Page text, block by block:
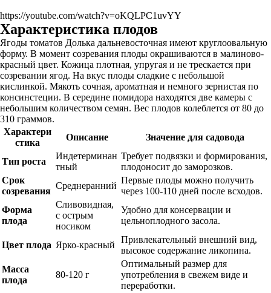
https://youtube.com/watch?v=oKQLPC1uvYY
Характеристика плодов
Ягоды томатов Долька дальневосточная имеют круглоовальную
форму. В момент созревания плоды окрашиваются в малиново-
красный цвет. Кожица плотная, упругая и не трескается при
созревании ягод. На вкус плоды сладкие с небольшой
кислинкой. Мякоть сочная, ароматная и немного зернистая по
консинстеции. В середине помидора находятся две камеры с
небольшим количеством семян. Вес плодов колеблется от 80 до
310 граммов.
Характери
стика
Описание Значение для садовода
Тип роста
Индетерминан
тный
Требует подвязки и формирования,
плодоносит до заморозков.
Срок
созревания
Среднеранний
Первые плоды можно получить
через 100-110 дней после всходов.
Форма
плода
Сливовидная,
с острым
носиком
Удобно для консервации и
цельноплодного засола.
Цвет плода Ярко-красный
Привлекательный внешний вид,
высокое содержание ликопина.
Масса
плода
80-120 г
Оптимальный размер для
употребления в свежем виде и
переработки.